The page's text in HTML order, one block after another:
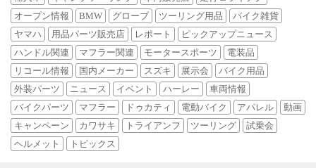
オープン情報
BMW グローブ ツーリング用品
バイク雑貨
ヤマハ
用品パーツ販売店 レポート
ピックアップニュース
ハンドル関連
マフラー関連 モータースポーツ
電装品
リコール情報
国内メーカー スズキ 展示会
バイク用品
外装パーツ
ニュース イベント ハーレー
車両情報
バイクパーツ
マフラー ドゥカティ 電動バイク アパレル
動画
キャンペーン
カワサキ トライアンフ ツーリング
試乗会
ヘルメット
トピックス